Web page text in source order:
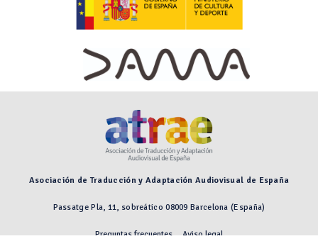
Asociación de Traducción y Adaptación Audiovisual de España
Passatge Pla, 11, sobreático 08009 Barcelona (España)
Preguntas frecuentes Aviso legal